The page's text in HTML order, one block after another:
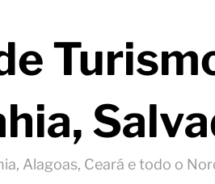
Alagoas, Ceará e todo o